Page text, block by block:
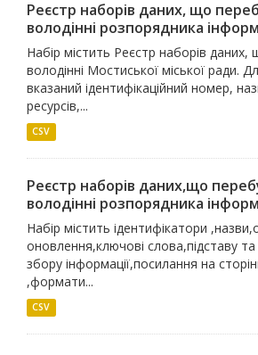
Реєстр наборів даних, що
володінні розпорядника
Набір містить Реєстр наборів
володінні Мостиської міської ради.
вказаний ідентифікаційний номер,
ресурсів,...
CSV
Реєстр наборів даних,що
володінні розпорядника
Набір містить ідентифікатори
оновлення,ключові слова,підставу
збору інформації,посилання на
,формати...
CSV